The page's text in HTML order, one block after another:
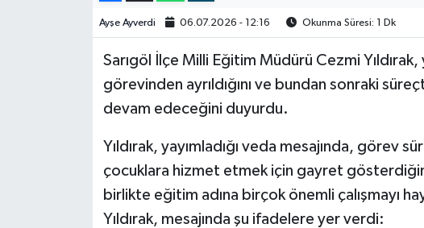
Ayşe Ayverdi 06.07.2026 - 12:16 Okunma Süresi: 1 Dk
Sarıgöl İlçe Milli Eğitim Müdürü Cezmi Yıldırak,
görevinden ayrıldığını ve bundan sonraki
devam edeceğini duyurdu.
Yıldırak, yayımladığı veda mesajında, görev
çocuklara hizmet etmek için gayret
birlikte eğitim adına birçok önemli çalışmayı
Yıldırak, mesajında şu ifadelere yer verdi: